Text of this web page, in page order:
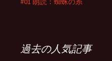
過去の人気記事